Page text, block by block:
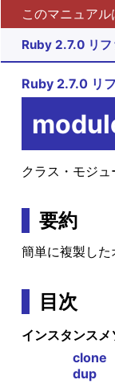
このマニュア
Ruby 2.7.0 リフ
Ruby 2.7.0 リ
クラス・モジ
要約
簡単に複製した
目次
インスタンスメ
clone
dup